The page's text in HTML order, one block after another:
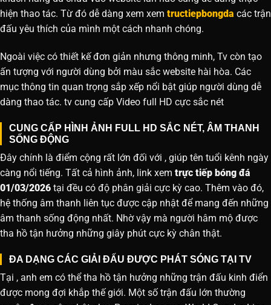
hiện thao tác. Từ đó dễ dàng xem xem tructiepbongda các trận
đấu yêu thích của mình một cách nhanh chóng.
Ngoài việc có thiết kế đơn giản nhưng thông minh, Tv còn tạo
ấn tượng với người dùng bởi màu sắc website hài hòa. Các
mục thông tin quan trọng sắp xếp nổi bật giúp người dùng dễ
dàng thao tác. tv cung cấp Video full HD cực sắc nét
CUNG CẤP HÌNH ẢNH FULL HD SẮC NÉT, ÂM THANH
SỐNG ĐỘNG
Đây chính là điểm cộng rất lớn đối với , giúp tên tuổi kênh ngày
càng nổi tiếng. Tất cả hình ảnh, link xem trực tiếp bóng đá
01/03/2026 tại đều có độ phân giải cực kỳ cao. Thêm vào đó,
hệ thống âm thanh liên tục được cập nhật để mang đến những
âm thanh sống động nhất. Nhờ vậy mà người hâm mộ được
tha hồ tận hưởng những giây phút cực kỳ chân thật.
ĐA DẠNG CÁC GIẢI ĐẤU ĐƯỢC PHÁT SÓNG TẠI TV
Tại , anh em có thể tha hồ tận hưởng những trận đấu kinh điển
được mong đợi khắp thế giới. Một số trận đấu lớn thường